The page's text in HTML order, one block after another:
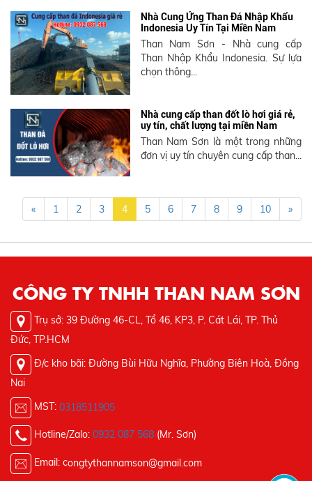
Nhà Cung Ứng Than Đá Nhập Khẩu
Indonesia Uy Tín Tại Miền Nam
Than Nam Sơn - Nhà cung cấp
Than Nhập Khẩu Indonesia. Sự lựa
chọn thông...
Nhà cung cấp than đốt lò hơi giá rẻ,
uy tín, chất lượng tại miền Nam
Than Nam Sơn là một trong những
đơn vị uy tín chuyên cung cấp than...
« 1 2 3 4 5 6 7 8 9 10 »
CÔNG TY TNHH THAN NAM SƠN
Trụ sở: 39 Đường 46-CL, Tổ 46, KP3, P. Cát Lái, TP. Thủ
Đức, TP.HCM
Đ/c kho bãi: Đường Bùi Hữu Nghĩa, Phường Biên Hoà, Đồng
Nai
MST: 0318511905
Hotline/Zalo: 0932 087 568 (Mr. Sơn)
Email: congtythannamson@gmail.com